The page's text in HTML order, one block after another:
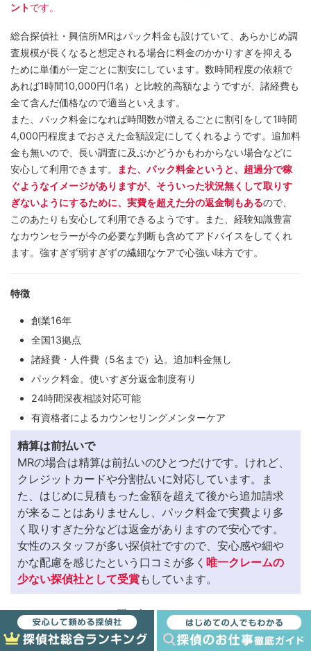
ントです。
総合探偵社・興信所MRはパック料金も設けていて、あらかじめ調
査規模が長くなると想定される場合に料金のかかりすぎを抑える
ために単価が一定ごとに割安にしています。数時間程度の依頼で
あれば1時間10,000円(1名）と比較的高額なようですが、諸経費も
全て含んだ価格なので適当といえます。
また、パック料金になれば時間数が増えるごとに割引をして1時間
4,000円程度までおさえた金額設定にしてくれるようです。追加料
金も無いので、長い調査に及ぶかどうかもわからない場合などに
安心して利用できます。
また、パック料金というと、超過分で稼
ぐようなイメージがありますが、そういった状況無くして取りす
ぎないようにするために、実費を超えた分の返金制もあるので、
このあたりも安心して利用できるようです。また、経験知識豊富
なカウンセラーが今の必要な判断も含めてアドバイスをしてくれ
ます。強すぎず弱すぎずの繊細なケアで心強い味方です。
特徴
創業16年
全国13拠点
諸経費・人件費（5名まで）込。追加料金無し
パック料金。使いすぎ分返金制度有り
24時間深夜相談対応可能
有資格者によるカウンセリングメンターケア
精算は前払いで
MRの場合は精算は前払いのひとつだけです。けれど、
クレジットカードや分割払いに対応しています。ま
た、はじめに見積もった金額を超えて後から追加請求
が来ることはありませんし、パック料金で実費より多
く取りすぎた分などは返金がありますので安心です。
女性のスタッフが多い探偵社ですので、安心感や細や
かな配慮を感じたという口コミが多く 唯一クレームの
少ない探偵社として受賞もしています。
お問い合わせはこちら